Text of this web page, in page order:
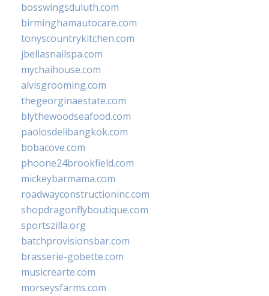
bosswingsduluth.com
birminghamautocare.com
tonyscountrykitchen.com
jbellasnailspa.com
mychaihouse.com
alvisgrooming.com
thegeorginaestate.com
blythewoodseafood.com
paolosdelibangkok.com
bobacove.com
phoone24brookfield.com
mickeybarmama.com
roadwayconstructioninc.com
shopdragonflyboutique.com
sportszilla.org
batchprovisionsbar.com
brasserie-gobette.com
musicrearte.com
morseysfarms.com